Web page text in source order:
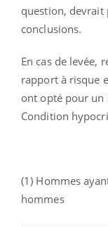
question, devrait
conclusions.
En cas de levée,
rapport à risque
ont opté pour un
Condition
(1) Hommes
hommes